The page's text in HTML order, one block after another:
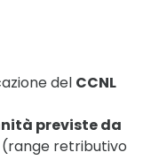
del CCNL
previste da
(range retributivo